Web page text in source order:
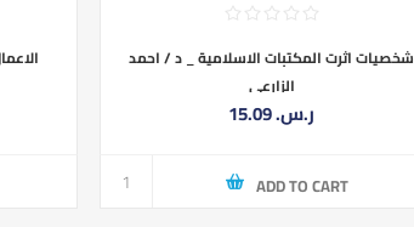
شخصيات اثرت المكتبات الاسلامية _ د / احمد
الزارعي
15.09 ر.س.‏
ADD TO CART